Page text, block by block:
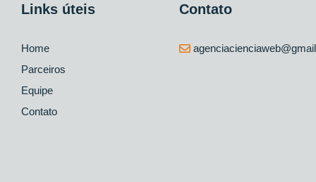
Links úteis
Home
Parceiros
Equipe
Contato
Contato